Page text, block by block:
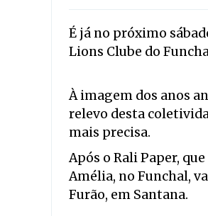
É já no próximo
Lions Clube do
À imagem dos anos
relevo desta
mais precisa.
Após o Rali Paper,
Amélia, no Funchal,
Furão, em Santana.